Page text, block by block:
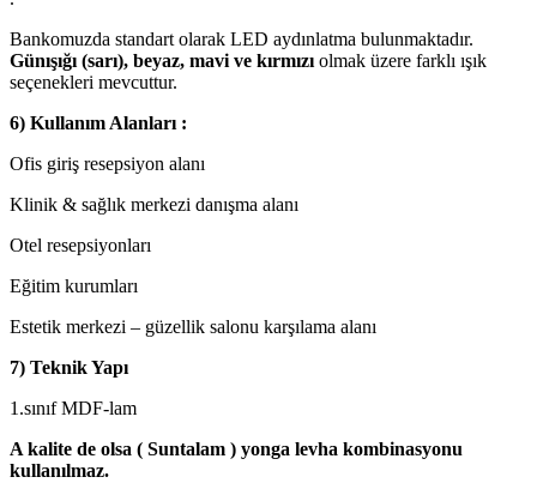
Bankomuzda standart olarak LED aydınlatma bulunmaktadır.
Günışığı (sarı), beyaz, mavi ve kırmızı olmak üzere farklı ışık
seçenekleri mevcuttur.
6) Kullanım Alanları :
Ofis giriş resepsiyon alanı
Klinik & sağlık merkezi danışma alanı
Otel resepsiyonları
Eğitim kurumları
Estetik merkezi – güzellik salonu karşılama alanı
7) Teknik Yapı
1.sınıf MDF-lam
A kalite de olsa ( Suntalam ) yonga levha kombinasyonu
kullanılmaz.